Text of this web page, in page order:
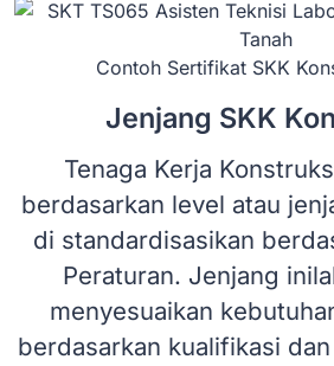
Contoh Sertifikat SKK
Jenjang SKK
Tenaga Kerja
berdasarkan level atau
di standardisasikan
Peraturan. Jenjang
menyesuaikan
berdasarkan kualifikasi